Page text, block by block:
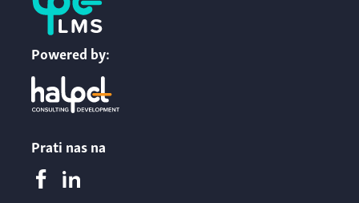
Powered by:
Prati nas na